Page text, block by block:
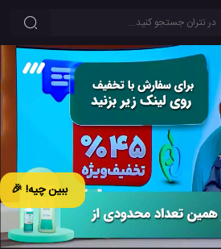
ببین چیه! 🎉